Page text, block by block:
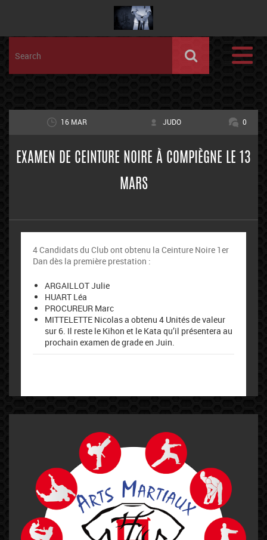
16 MAR JUDO 0
EXAMEN DE CEINTURE NOIRE À COMPIÈGNE LE 13
MARS
4 Candidats du Club ont obtenu la Ceinture Noire 1er
Dan dès la première prestation :
ARGAILLOT Julie
HUART Léa
PROCUREUR Marc
MITTELETTE Nicolas a obtenu 4 Unités de valeur
sur 6. Il reste le Kihon et le Kata qu’il présentera au
prochain examen de grade en Juin.